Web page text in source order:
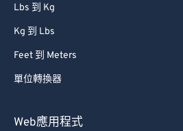
Lbs 到 Kg
Kg 到 Lbs
Feet 到 Meters
單位轉換器
Web應用程式